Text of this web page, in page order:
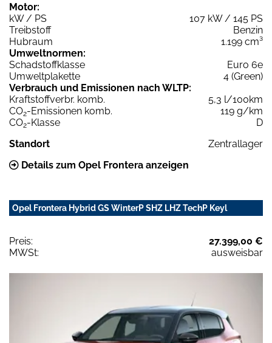
Motor:
kW / PS
107 kW / 145 PS
Treibstoff
Benzin
Hubraum
1.199 cm³
Umweltnormen:
Schadstoffklasse
Euro 6e
Umweltplakette
4 (Green)
Verbrauch und Emissionen nach WLTP:
Kraftstoffverbr. komb.
5,3 l/100km
CO2-Emissionen komb.
119 g/km
CO2-Klasse
D
Standort
Zentrallager
Details zum Opel Frontera anzeigen
Opel Frontera Hybrid GS WinterP SHZ LHZ TechP Keyl
Preis:
27.399,00 €
MWSt:
ausweisbar